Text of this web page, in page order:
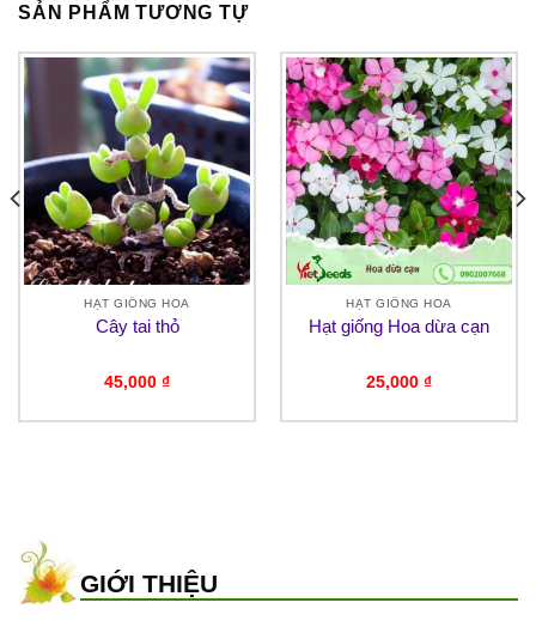
SẢN PHẨM TƯƠNG TỰ
HẠT GIỐNG HOA
Cây tai thỏ
45,000 ₫
HẠT GIỐNG HOA
Hạt giống Hoa dừa cạn
25,000 ₫
GIỚI THIỆU